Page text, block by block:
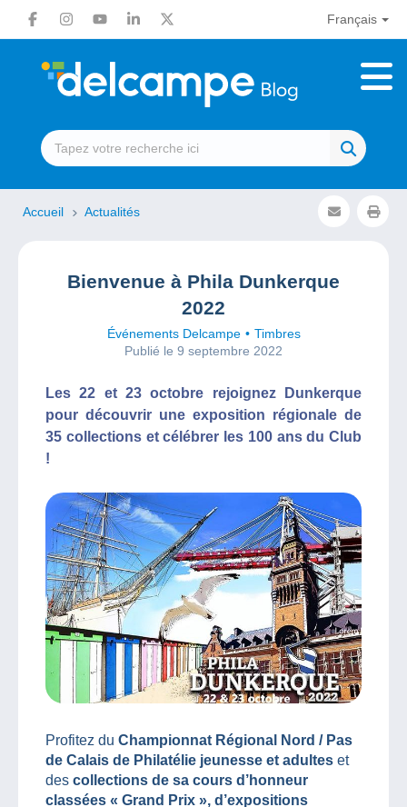
Français
Accueil Actualités
Bienvenue à Phila Dunkerque
2022
Événements Delcampe
Timbres
Publié le 9 septembre 2022
Les 22 et 23 octobre rejoignez Dunkerque
pour découvrir une exposition régionale de
35 collections et célébrer les 100 ans du Club
!
Profitez du Championnat Régional Nord / Pas
de Calais de Philatélie jeunesse et adultes et
des collections de sa cours d’honneur
classées « Grand Prix », d’expositions